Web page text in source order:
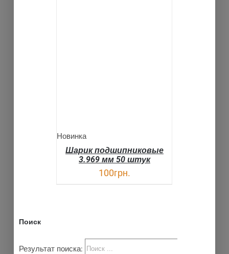
Новинка
Шарик подшипниковые
3.969 мм 50 штук
100грн.
Поиск
Результат поиска: